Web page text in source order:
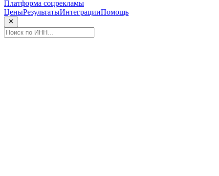
Платформа соцрекламы
ЦеныРезультатыИнтеграцииПомощь